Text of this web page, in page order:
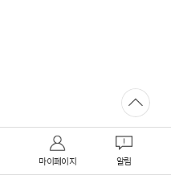
마이페이지 알림